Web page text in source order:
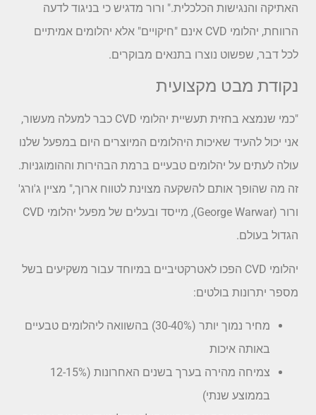
האתיקה והנגישות הכלכלית." ורור מדגיש כי בניגוד לדעה
הרווחת, יהלומי CVD אינם "חיקויים" אלא יהלומים אמיתיים
לכל דבר, שפשוט נוצרו בתנאים מבוקרים.
נקודת מבט מקצועית
"כמי שנמצא בחזית תעשיית יהלומי CVD כבר למעלה מעשור,
אני יכול להעיד שאיכות היהלומים המיוצרים היום במפעל שלנו
עולה לעתים על יהלומים טבעיים ברמת הבהירות וההומוגניות.
זה מה שהופך אותם להשקעה מצוינת לטווח ארוך," מציין ג'ורג'
ורור (George Warwar), מייסד ובעלים של מפעל יהלומי CVD
הגדול בעולם.
יהלומי CVD הפכו לאטרקטיביים במיוחד עבור משקיעים בשל
מספר יתרונות בולטים:
מחיר נמוך יותר (30-40%) בהשוואה ליהלומים טבעיים
באותה איכות
צמיחה מהירה בערך בשנים האחרונות (12-15%
בממוצע שנתי)